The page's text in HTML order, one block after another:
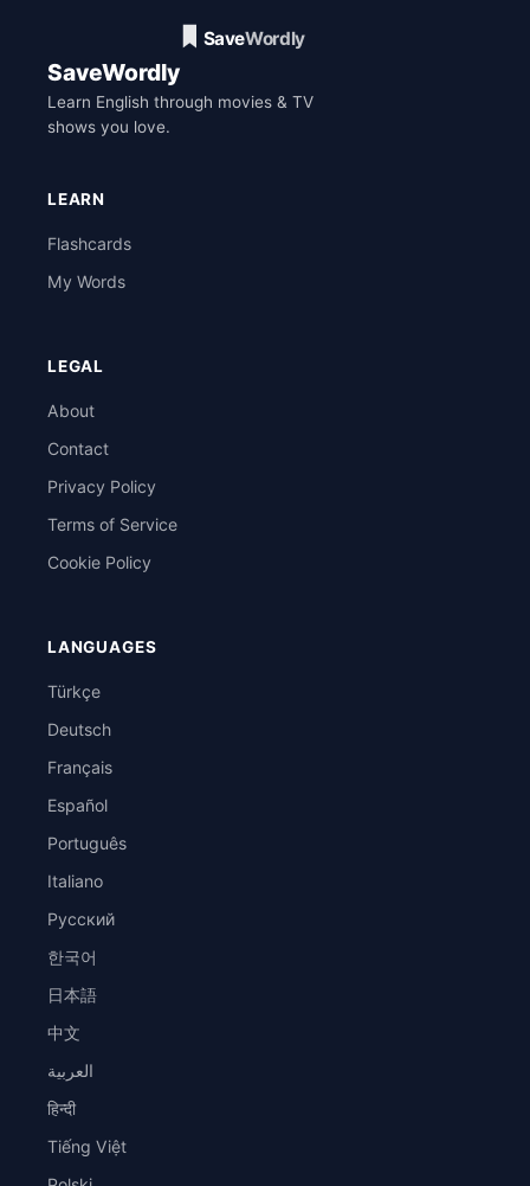
SaveWordly
Learn English through movies & TV
shows you love.
LEARN
Flashcards
My Words
LEGAL
About
Contact
Privacy Policy
Terms of Service
Cookie Policy
LANGUAGES
Türkçe
Deutsch
Français
Español
Português
Italiano
Русский
한국어
日本語
中文
العربية
हिन्दी
Tiếng Việt